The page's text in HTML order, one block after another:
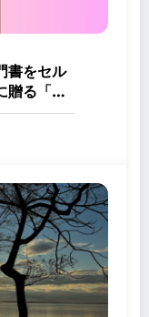
書をセル
贈る「自